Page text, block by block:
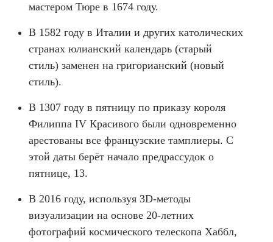
мастером Тюре в 1674 году.
В 1582 году в Италии и других католических
странах юлианский календарь (старый
стиль) заменен на григорианский (новый
стиль).
В 1307 году в пятницу по приказу короля
Филиппа IV Красивого были одновременно
арестованы все французские тамплиеры. С
этой даты берёт начало предрассудок о
пятнице, 13.
В 2016 году, используя 3D-методы
визуализации на основе 20-летних
фотографий космического телескопа Хаббл,